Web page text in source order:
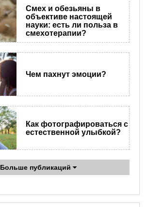
Смех и обезьяны в
объективе настоящей
науки: есть ли польза в
смехотерапии?
Чем пахнут эмоции?
Как фотографироваться с
естественной улыбкой?
Больше публикаций